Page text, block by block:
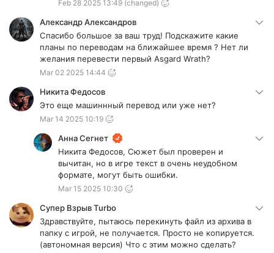
Feb 28 2025 13:49 (changed)
Александр Александров
Спасибо большое за ваш труд! Подскажите какие
планы по переводам на ближайшее время ? Нет ли
желания перевести первый Asgard Wrath?
Mar 02 2025 14:44
Никита Федосов
Это еще машиннный перевод или уже нет?
Mar 14 2025 10:19
Анна Сегнет
Никита Федосов, Сюжет был проверен и
вычитан, но в игре текст в очень неудобном
формате, могут быть ошибки.
Mar 15 2025 10:30
Супер Взрыв Turbo
Здравствуйте, пытаюсь перекинуть файл из архива в
папку с игрой, не получается. Просто не копируется.
(автономная версия) Что с этим можно сделать?